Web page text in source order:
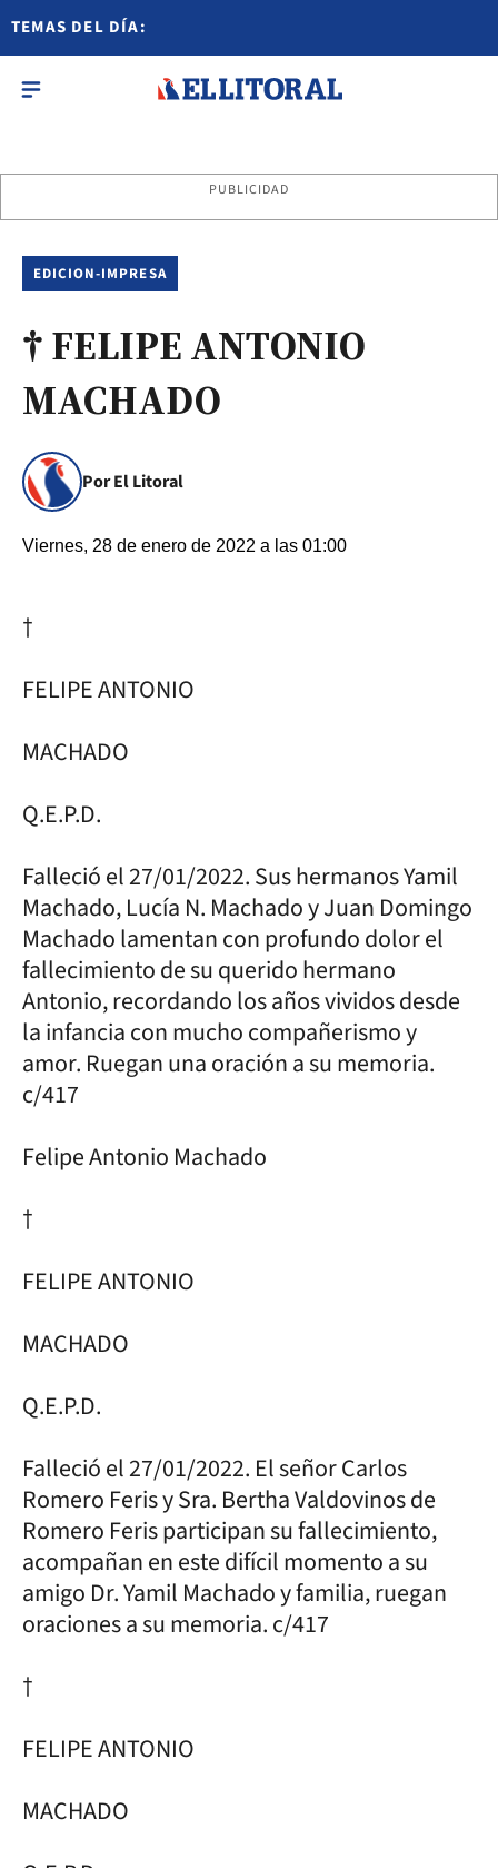
TEMAS DEL DÍA:
PUBLICIDAD
EDICION-IMPRESA
† FELIPE ANTONIO
MACHADO
Por El Litoral
Viernes, 28 de enero de 2022 a las 01:00
†
FELIPE ANTONIO
MACHADO
Q.E.P.D.
Falleció el 27/01/2022. Sus hermanos Yamil
Machado, Lucía N. Machado y Juan Domingo
Machado lamentan con profundo dolor el
fallecimiento de su querido hermano
Antonio, recordando los años vividos desde
la infancia con mucho compañerismo y
amor. Ruegan una oración a su memoria.
c/417
Felipe Antonio Machado
†
FELIPE ANTONIO
MACHADO
Q.E.P.D.
Falleció el 27/01/2022. El señor Carlos
Romero Feris y Sra. Bertha Valdovinos de
Romero Feris participan su fallecimiento,
acompañan en este difícil momento a su
amigo Dr. Yamil Machado y familia, ruegan
oraciones a su memoria. c/417
†
FELIPE ANTONIO
MACHADO